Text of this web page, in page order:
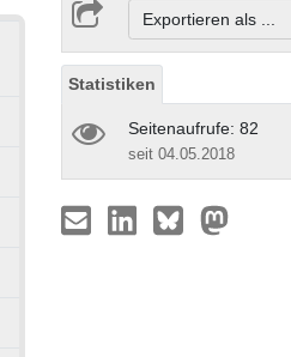
Exportieren als ...
Statistiken
Seitenaufrufe: 82
seit 04.05.2018